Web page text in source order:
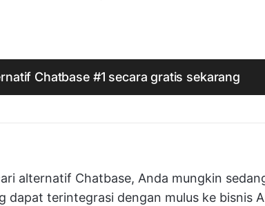
Chatbase #1 secara gratis sekarang
alternatif Chatbase, Anda mungkin
dapat terintegrasi dengan mulus ke bisnis